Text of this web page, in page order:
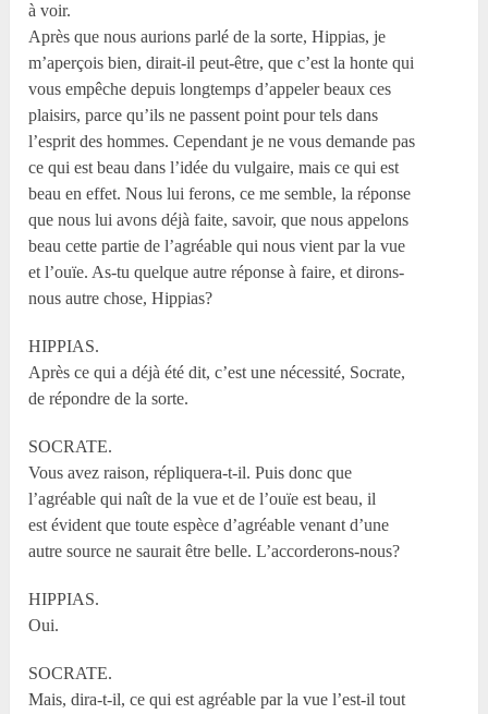
à voir.
Après que nous aurions parlé de la sorte, Hippias, je
m’aperçois bien, dirait-il peut-être, que c’est la honte qui
vous empêche depuis longtemps d’appeler beaux ces
plaisirs, parce qu’ils ne passent point pour tels dans
l’esprit des hommes. Cependant je ne vous demande pas
ce qui est beau dans l’idée du vulgaire, mais ce qui est
beau en effet. Nous lui ferons, ce me semble, la réponse
que nous lui avons déjà faite, savoir, que nous appelons
beau cette partie de l’agréable qui nous vient par la vue
et l’ouïe. As-tu quelque autre réponse à faire, et dirons-
nous autre chose, Hippias?
HIPPIAS.
Après ce qui a déjà été dit, c’est une nécessité, Socrate,
de répondre de la sorte.
SOCRATE.
Vous avez raison, répliquera-t-il. Puis donc que
l’agréable qui naît de la vue et de l’ouïe est beau, il
est évident que toute espèce d’agréable venant d’une
autre source ne saurait être belle. L’accorderons-nous?
HIPPIAS.
Oui.
SOCRATE.
Mais, dira-t-il, ce qui est agréable par la vue l’est-il tout